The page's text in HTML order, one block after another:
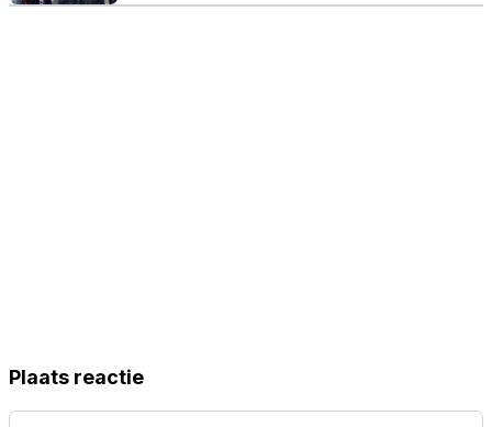
Bull"
Plaats reactie